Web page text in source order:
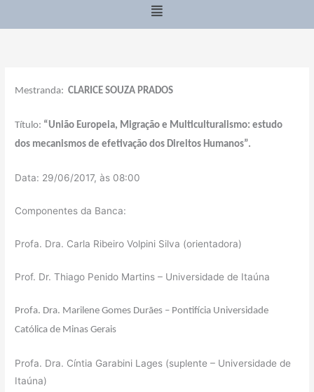
Menu
Mestranda:CLARICE SOUZA PRADOS
Título: “União Europeia, Migração e Multiculturalismo: estudo
dos mecanismos de efetivação dos Direitos Humanos”.
Data: 29/06/2017, às 08:00
Componentes da Banca:
Profa. Dra. Carla Ribeiro Volpini Silva (orientadora)
Prof. Dr. Thiago Penido Martins – Universidade de Itaúna
Profa. Dra. Marilene Gomes Durães – Pontifícia Universidade
Católica de Minas Gerais
Profa. Dra. Cíntia Garabini Lages (suplente – Universidade de
Itaúna)